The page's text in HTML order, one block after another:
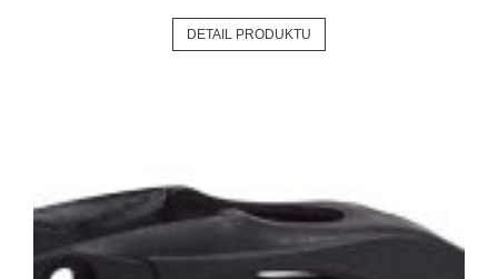
DETAIL PRODUKTU